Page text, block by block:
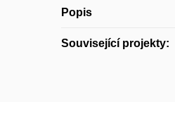
Popis
Související projekty: